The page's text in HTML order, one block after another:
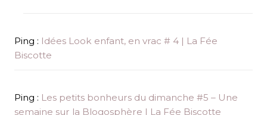
Ping : Idées Look enfant, en vrac # 4 | La Fée
Biscotte
Ping : Les petits bonheurs du dimanche #5 – Une
semaine sur la Blogosphère | La Fée Biscotte